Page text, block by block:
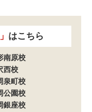
はこちら
南原校
西校
泉町校
公園校
銀座校